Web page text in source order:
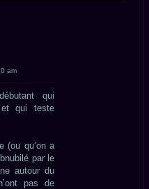
am
qui
et qui teste
(ou qu’on a
par le
autour du
pas de